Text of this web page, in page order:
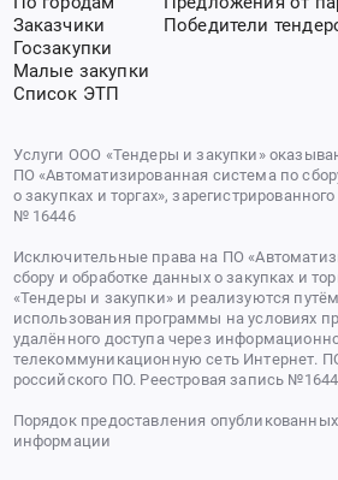
Заказчики
Госзакупки
Малые закупки
Список ЭТП
Победители
Услуги ООО «Тендеры и закупки»
ПО «Автоматизированная система по
о закупках и торгах»,
№ 16446
Исключительные права на ПО
сбору и обработке данных о закупках и
«Тендеры и закупки» и реализуются
использования программы на условиях
удалённого доступа через
телекоммуникационную сеть Интернет.
российского ПО. Реестровая запись
Порядок предоставления
информации